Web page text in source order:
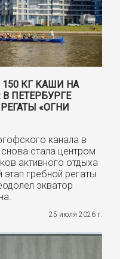
150 КГ КАШИ НА
ПЕТЕРБУРГЕ
«ОГНИ
канала в
стала центром
активного отдыха
гребной регаты
экватор
25 июля 2026 г.